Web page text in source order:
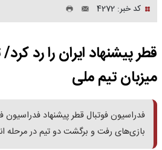
کد خبر: 4272
قطر پیشنهاد ایران را رد
میزبان تیم‌ ملی
فدراسیون فوتبال قطر پیشنهاد فدراسیون
بازی‌های رفت و برگشت دو تیم در مرحله